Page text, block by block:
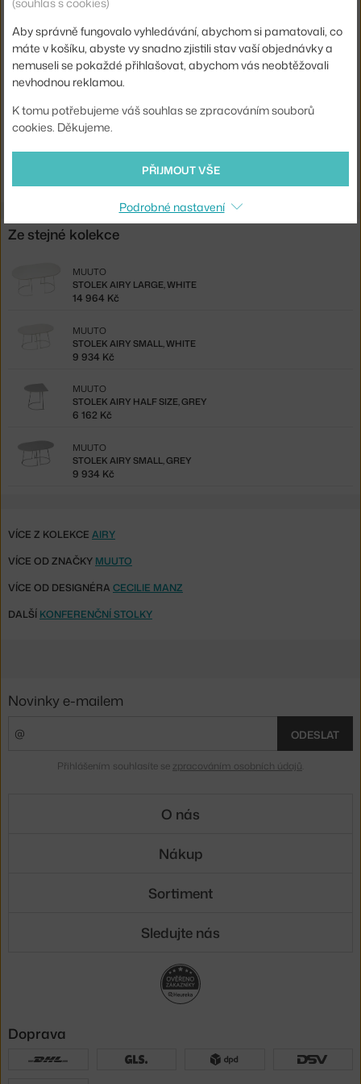
Podnož:
kov
Tvar stolu:
ovál
Deska stolu:
laminát / linoleum
Kód produktu MUU-AIRTABME0303
EAN
5710562171821
Ste zo Slovenska? Prejdite naStolík Airy medium, white
Shopping from the EU? Switch toAiry Table M, off-white
Ze stejné kolekce
STOLEK AIRY LARGE, WHITE
MUUTO
14 964 Kč
STOLEK AIRY SMALL, WHITE
MUUTO
9 934 Kč
STOLEK AIRY HALF SIZE, GREY
MUUTO
6 162 Kč
STOLEK AIRY SMALL, GREY
MUUTO
9 934 Kč
VÍCE Z KOLEKCE AIRY
VÍCE OD ZNAČKY MUUTO
VÍCE OD DESIGNÉRA CECILIE MANZ
DALŠÍ KONFERENČNÍ STOLKY
Aby správně fungovalo vyhledávání, abychom si pamatovali, co
máte v košíku, abyste vy snadno zjistili stav vaší objednávky a
nemuseli se pokaždé přihlašovat, abychom vás neobtěžovali
nevhodnou reklamou.
K tomu potřebujeme váš souhlas se zpracováním souborů
cookies. Děkujeme.
PŘIJMOUT VŠE
Podrobné nastavení
Novinky e-mailem
ODESLAT
Přihlášením souhlasíte se zpracováním osobních údajů
O nás
Nákup
Sortiment
Sledujte nás
Doprava